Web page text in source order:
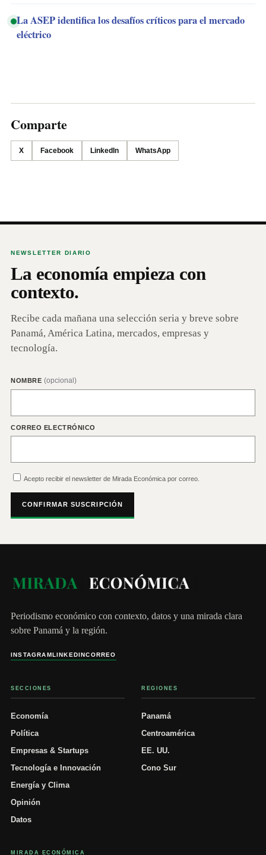
La ASEP identifica los desafíos críticos para el mercado
eléctrico
Comparte
X Facebook LinkedIn WhatsApp
NEWSLETTER DIARIO
La economía empieza con
contexto.
Recibe cada mañana una selección seria y breve sobre
Panamá, América Latina, mercados, empresas y
tecnología.
NOMBRE (opcional)
CORREO ELECTRÓNICO
Acepto recibir el newsletter de Mirada Económica por correo.
CONFIRMAR SUSCRIPCIÓN
Periodismo económico con contexto, datos y una mirada clara
sobre Panamá y la región.
INSTAGRAMLINKEDINCORREO
SECCIONES
Economía
Política
Empresas & Startups
Tecnología e Innovación
Energía y Clima
Opinión
Datos
REGIONES
Panamá
Centroamérica
EE. UU.
Cono Sur
MIRADA ECONÓMICA